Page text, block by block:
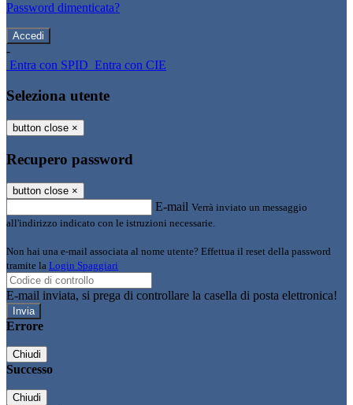
Password dimenticata?
-
Entra con SPID Entra con CIE
Seleziona utente
button close ×
Recupero password
button close ×
E-mail Verrà inviato un messaggio
all'indirizzo indicato con le istruzioni necessarie.
Non hai una e-mail associata al nome utente? Effettua il reset della password
tramite la Login Spaggiari
E-mail inviata, si prega di controllare la casella di posta elettronica!
Errore
Chiudi
Successo
Chiudi